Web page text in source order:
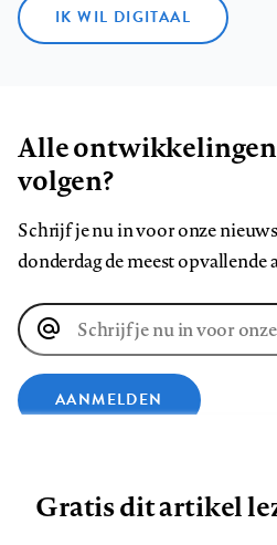
IK WIL DIGITAAL
Alle ontwikkelingen
volgen?
Schrijf je nu in voor onze
donderdag de meest
E-
mailadres
AANMELDEN
Gratis dit artikel
Zie onze cookie policy